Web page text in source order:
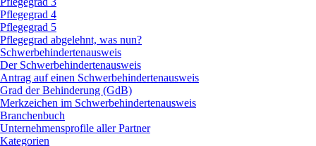
Pflegegrad 4
Pflegegrad 5
Pflegegrad abgelehnt, was nun?
Schwerbehindertenausweis
Der Schwerbehindertenausweis
Antrag auf einen Schwerbehindertenausweis
Grad der Behinderung (GdB)
Merkzeichen im Schwerbehindertenausweis
Branchenbuch
Unternehmensprofile aller Partner
Kategorien